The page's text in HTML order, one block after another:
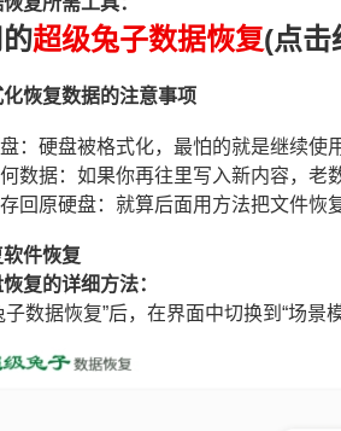
超级兔子数据恢复(点击
恢复数据的注意事项
：硬盘被格式化，最怕的就是继续
数据：如果你再往里写入新内容，
回原硬盘：就算后面用方法把文件恢
件恢复
复的详细方法：
子数据恢复”后，在界面中切换到“场景